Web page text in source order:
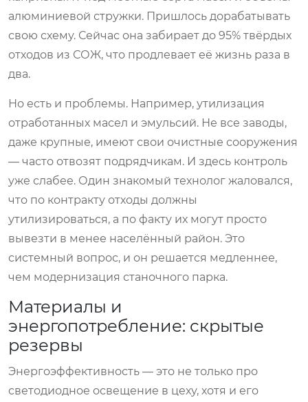
алюминиевой стружки. Пришлось дорабатывать
свою схему. Сейчас она забирает до 95% твёрдых
отходов из СОЖ, что продлевает её жизнь раза в
два.
Но есть и проблемы. Например, утилизация
отработанных масел и эмульсий. Не все заводы,
даже крупные, имеют свои очистные сооружения
— часто отвозят подрядчикам. И здесь контроль
уже слабее. Один знакомый технолог жаловался,
что по контракту отходы должны
утилизироваться, а по факту их могут просто
вывезти в менее населённый район. Это
системный вопрос, и он решается медленнее,
чем модернизация станочного парка.
Материалы и
энергопотребление: скрытые
резервы
Энергоэффективность — это не только про
светодиодное освещение в цеху, хотя и его